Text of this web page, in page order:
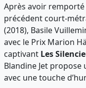
Après avoir remporté
précédent court-
(2018), Basile
avec le Prix Marion
captivant Les
Blandine Jet
avec une touche